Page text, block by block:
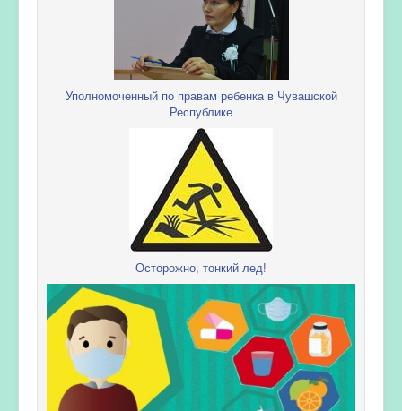
Уполномоченный по правам ребенка в Чувашской
Республике
Осторожно, тонкий лед!